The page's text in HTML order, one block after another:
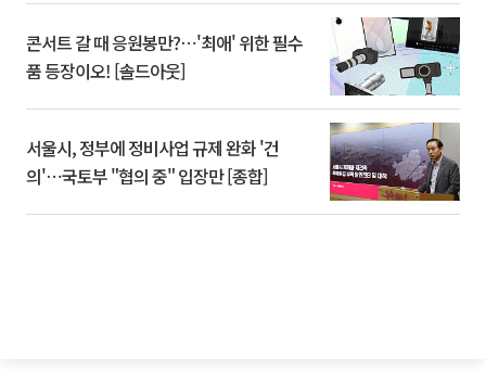
콘서트 갈 때 응원봉만?⋯'최애' 위한 필수
품 등장이오! [솔드아웃]
서울시, 정부에 정비사업 규제 완화 '건
의'⋯국토부 "협의 중" 입장만 [종합]